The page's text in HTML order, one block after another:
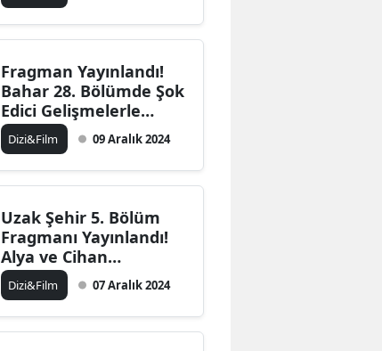
Erzurum
Eskişehir
Gaziantep
Gümüşhane
Hakkari
Hatay
Fragman Yayınlandı!
Bahar 28. Bölümde Şok
Edici Gelişmelerle
Geliyor
Dizi&Film 09 Aralık 2024
Uzak Şehir 5. Bölüm
Fragmanı Yayınlandı!
Alya ve Cihan
Arasındaki Buzlar
Eriyor mu?
Dizi&Film 07 Aralık 2024